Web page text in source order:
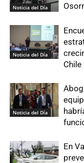
Noticia del Día
Noticia del Día
Chile
Noticia del Día
En